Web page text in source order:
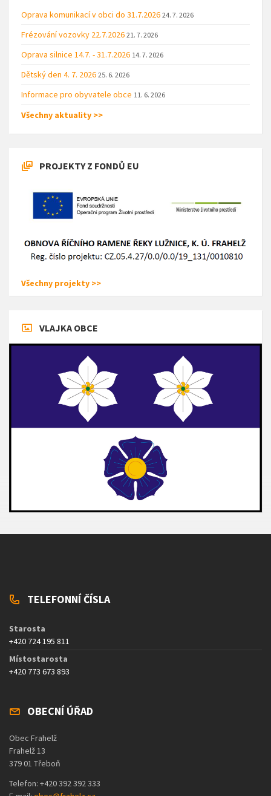
Oprava komunikací v obci do 31.7.2026 24. 7. 2026
Frézování vozovky 22.7.2026 21. 7. 2026
Oprava silnice 14.7. - 31.7.2026 14. 7. 2026
Dětský den 4. 7. 2026 25. 6. 2026
Informace pro obyvatele obce 11. 6. 2026
Všechny aktuality >>
PROJEKTY Z FONDŮ EU
Všechny projekty >>
VLAJKA OBCE
TELEFONNÍ ČÍSLA
Starosta
+420 724 195 811
Místostarosta
+420 773 673 893
OBECNÍ ÚŘAD
Obec Frahelž
Frahelž 13
379 01 Třeboň
Telefon: +420 392 392 333